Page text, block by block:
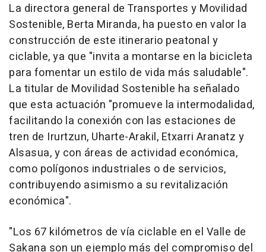
La directora general de Transportes y Movilidad
Sostenible, Berta Miranda, ha puesto en valor la
construcción de este itinerario peatonal y
ciclable, ya que "invita a montarse en la bicicleta
para fomentar un estilo de vida más saludable".
La titular de Movilidad Sostenible ha señalado
que esta actuación "promueve la intermodalidad,
facilitando la conexión con las estaciones de
tren de Irurtzun, Uharte-Arakil, Etxarri Aranatz y
Alsasua, y con áreas de actividad económica,
como polígonos industriales o de servicios,
contribuyendo asimismo a su revitalización
económica".
"Los 67 kilómetros de vía ciclable en el Valle de
Sakana son un ejemplo más del compromiso del